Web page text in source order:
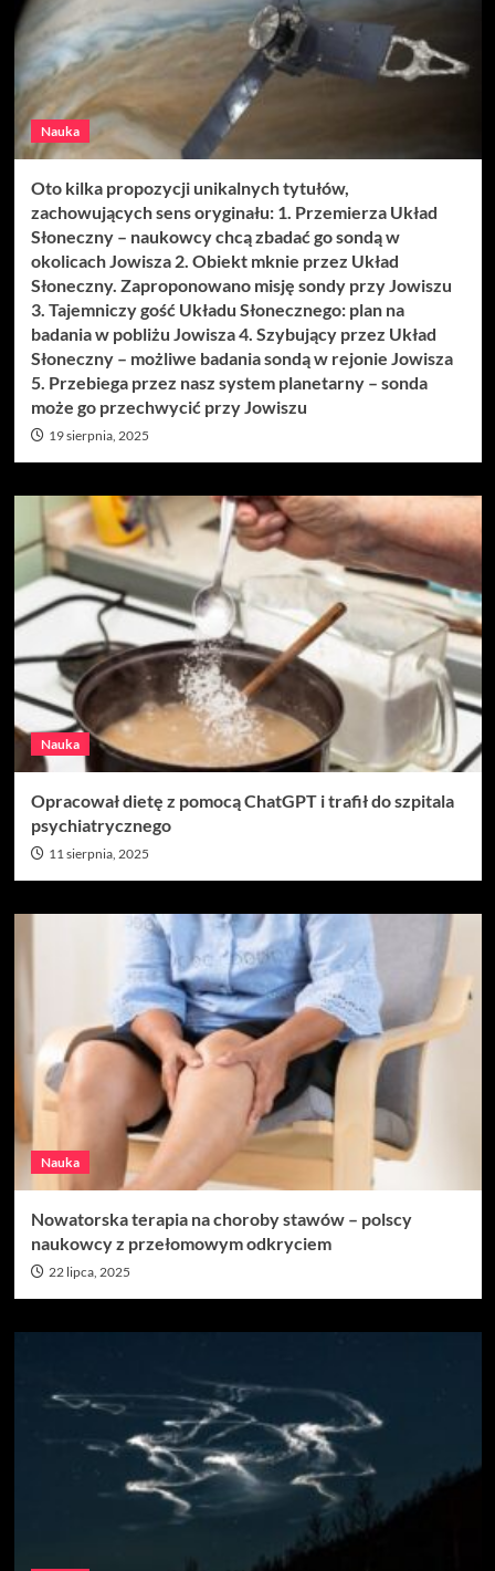
Nauka
Oto kilka propozycji unikalnych tytułów,
zachowujących sens oryginału: 1. Przemierza Układ
Słoneczny – naukowcy chcą zbadać go sondą w
okolicach Jowisza 2. Obiekt mknie przez Układ
Słoneczny. Zaproponowano misję sondy przy Jowiszu
3. Tajemniczy gość Układu Słonecznego: plan na
badania w pobliżu Jowisza 4. Szybujący przez Układ
Słoneczny – możliwe badania sondą w rejonie Jowisza
5. Przebiega przez nasz system planetarny – sonda
może go przechwycić przy Jowiszu
19 sierpnia, 2025
Nauka
Opracował dietę z pomocą ChatGPT i trafił do szpitala
psychiatrycznego
11 sierpnia, 2025
Nauka
Nowatorska terapia na choroby stawów – polscy
naukowcy z przełomowym odkryciem
22 lipca, 2025